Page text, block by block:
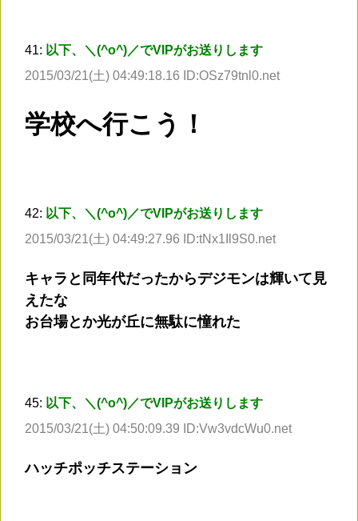
41: 以下、＼(^o^)／でVIPがお送りします
2015/03/21(土) 04:49:18.16 ID:OSz79tnl0.net
学校へ行こう！
42: 以下、＼(^o^)／でVIPがお送りします
2015/03/21(土) 04:49:27.96 ID:tNx1Il9S0.net
キャラと同年代だったからデジモンは輝いて見
えたな
お台場とか光が丘に無駄に憧れた
45: 以下、＼(^o^)／でVIPがお送りします
2015/03/21(土) 04:50:09.39 ID:Vw3vdcWu0.net
ハッチポッチステーション